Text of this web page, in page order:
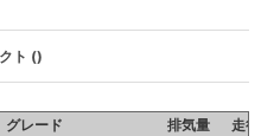
ト ()
グレード 排気量 走